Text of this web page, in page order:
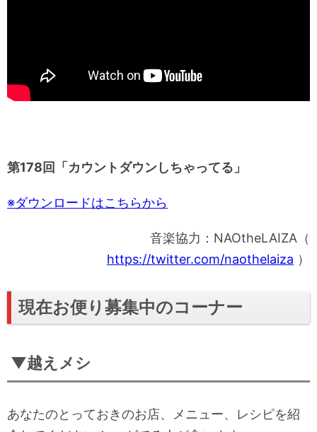
第178回「カウントダウンしちゃってる」
※ダウンロードはこちらから
音楽協力：NAOtheLAIZA（
https://twitter.com/naothelaiza ）
現在お便り募集中のコーナー
▼越えメシ
あなたのとっておきのお店、メニュー、レシピを紹